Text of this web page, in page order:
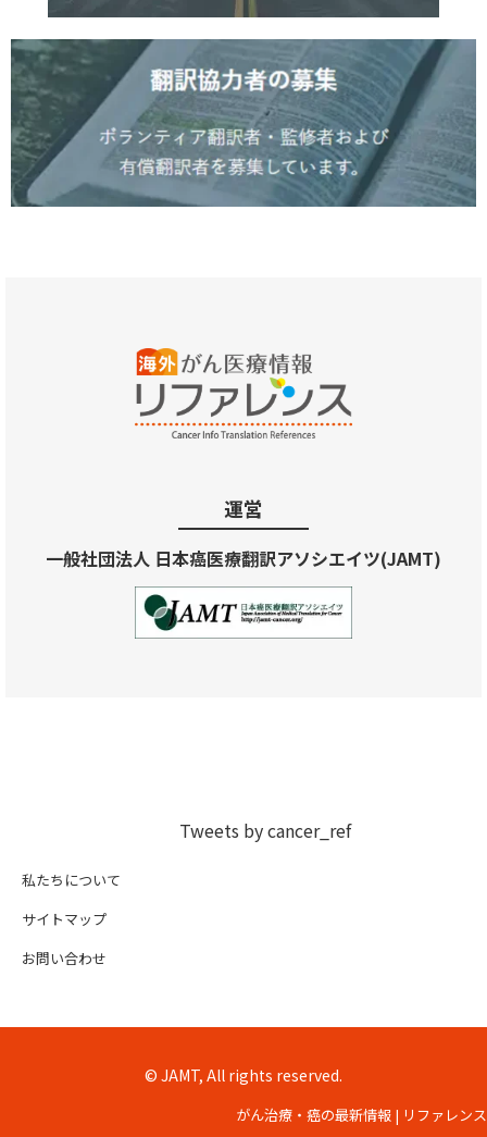
運営
一般社団法人 日本癌医療翻訳アソシエイツ(JAMT)
Tweets by cancer_ref
私たちについて
サイトマップ
お問い合わせ
© JAMT, All rights reserved.
がん治療・癌の最新情報 | リファレンス